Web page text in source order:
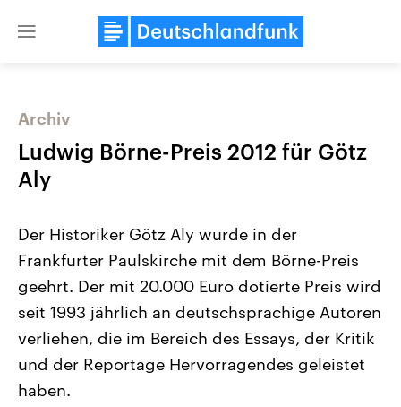
Close
Landtagswahl Sachsen-Anhalt
Alle Informationen
Sachsen-Anhalt wählt am 6.
September 2026 einen neuen
Landtag. Seit 2021 wird das
Bundesland von einer Koalition aus
USA
Hintergründe
Wirtschaftlich und
gehören die Vereinigten
Archiv
Ludwig Börne-Preis 2012 für Götz
Aly
Der Historiker Götz Aly wurde in der
Frankfurter Paulskirche mit dem Börne-Preis
geehrt. Der mit 20.000 Euro dotierte Preis wird
seit 1993 jährlich an deutschsprachige Autoren
verliehen, die im Bereich des Essays, der Kritik
und der Reportage Hervorragendes geleistet
haben.